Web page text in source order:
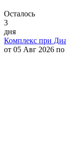
Осталось
3
дня
Комплекс при
от 05 Авг 2026